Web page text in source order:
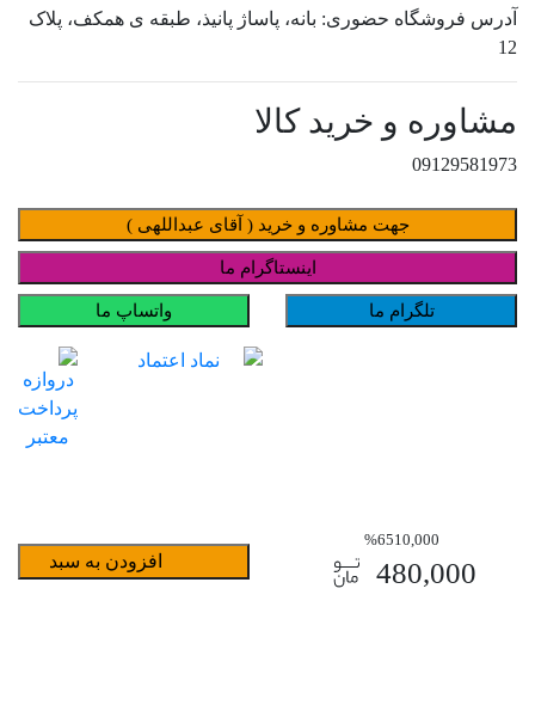
آدرس فروشگاه حضوری: بانه، پاساژ پانیذ، طبقه ی همکف، پلاک
12
مشاوره و خرید کالا
09129581973
جهت مشاوره و خرید ( آقای عبداللهی )
اینستاگرام ما
تلگرام ما واتساپ ما
510,000
%6
480,000 افزودن به سبد